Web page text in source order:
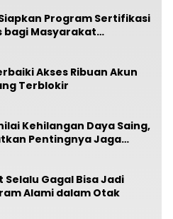
Program Sertifikasi
bagi Masyarakat
Rendah
Akses Ribuan Akun
Terblokir
Kehilangan Daya Saing,
Pentingnya Jaga
Bank Indonesia
Selalu Gagal Bisa Jadi
Alami dalam Otak